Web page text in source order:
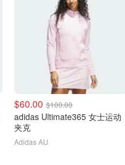
$60.00 $100.00
adidas Ultimate365 女士运动
夹克
Adidas AU